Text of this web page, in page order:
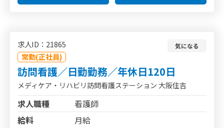
求人ID：21865
常勤(正社員)
気になる
訪問看護／日勤勤務／年休日120日
メディケア・リハビリ訪問看護ステーション 大阪住吉
求人職種
看護師
給料
月給